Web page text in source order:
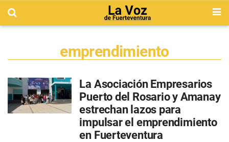
emprendimiento
La Asociación Empresarios
Puerto del Rosario y Amanay
estrechan lazos para
impulsar el emprendimiento
en Fuerteventura